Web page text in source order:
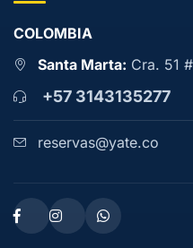
COLOMBIA
Santa Marta: Cra. 51
+57 3143135277
reservas@yate.co